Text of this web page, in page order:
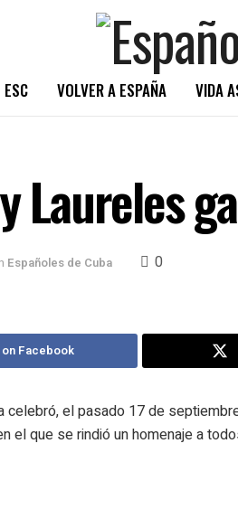
ESC VOLVER A ESPAÑA VIDA
Laureles
Españoles de Cuba 0
on Facebook
el pasado 17 de
el que se rindió un homenaje a